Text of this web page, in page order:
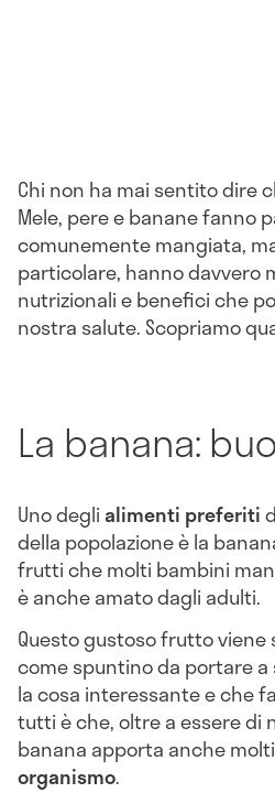
Chi non ha mai sentito dire
Mele, pere e banane fanno
comunemente mangiata,
particolare, hanno davvero
nutrizionali e benefici che
nostra salute. Scopriamo
La banana:
Uno deglialimenti preferiti
della popolazione è la
frutti che molti bambini
è anche amato dagli adulti.
Questo gustoso frutto
come spuntino da portare a
la cosa interessante e che
tutti è che, oltre a essere di
banana apporta anche molti
organismo.